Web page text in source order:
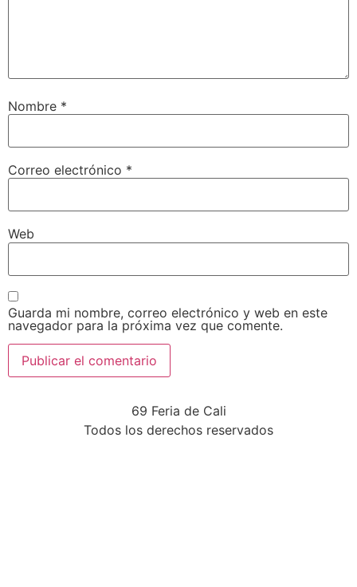
Nombre *
Correo electrónico *
Web
Guarda mi nombre, correo electrónico y web en este
navegador para la próxima vez que comente.
69 Feria de Cali
Todos los derechos reservados